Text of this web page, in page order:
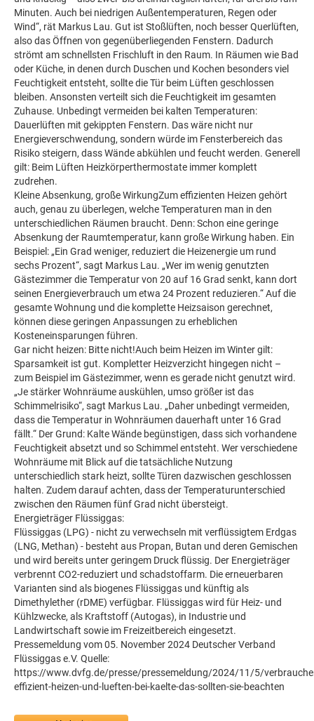
Minuten. Auch bei niedrigen Außentemperaturen, Regen oder
Wind“, rät Markus Lau. Gut ist Stoßlüften, noch besser Querlüften,
also das Öffnen von gegenüberliegenden Fenstern. Dadurch
strömt am schnellsten Frischluft in den Raum. In Räumen wie Bad
oder Küche, in denen durch Duschen und Kochen besonders viel
Feuchtigkeit entsteht, sollte die Tür beim Lüften geschlossen
bleiben. Ansonsten verteilt sich die Feuchtigkeit im gesamten
Zuhause. Unbedingt vermeiden bei kalten Temperaturen:
Dauerlüften mit gekippten Fenstern. Das wäre nicht nur
Energieverschwendung, sondern würde im Fensterbereich das
Risiko steigern, dass Wände abkühlen und feucht werden. Generell
gilt: Beim Lüften Heizkörperthermostate immer komplett
zudrehen.
Kleine Absenkung, große WirkungZum effizienten Heizen gehört
auch, genau zu überlegen, welche Temperaturen man in den
unterschiedlichen Räumen braucht. Denn: Schon eine geringe
Absenkung der Raumtemperatur, kann große Wirkung haben. Ein
Beispiel: „Ein Grad weniger, reduziert die Heizenergie um rund
sechs Prozent“, sagt Markus Lau. „Wer im wenig genutzten
Gästezimmer die Temperatur von 20 auf 16 Grad senkt, kann dort
seinen Energieverbrauch um etwa 24 Prozent reduzieren.“ Auf die
gesamte Wohnung und die komplette Heizsaison gerechnet,
können diese geringen Anpassungen zu erheblichen
Kosteneinsparungen führen.
Gar nicht heizen: Bitte nicht!Auch beim Heizen im Winter gilt:
Sparsamkeit ist gut. Kompletter Heizverzicht hingegen nicht –
zum Beispiel im Gästezimmer, wenn es gerade nicht genutzt wird.
„Je stärker Wohnräume auskühlen, umso größer ist das
Schimmelrisiko“, sagt Markus Lau. „Daher unbedingt vermeiden,
dass die Temperatur in Wohnräumen dauerhaft unter 16 Grad
fällt.“ Der Grund: Kalte Wände begünstigen, dass sich vorhandene
Feuchtigkeit absetzt und so Schimmel entsteht. Wer verschiedene
Wohnräume mit Blick auf die tatsächliche Nutzung
unterschiedlich stark heizt, sollte Türen dazwischen geschlossen
halten. Zudem darauf achten, dass der Temperaturunterschied
zwischen den Räumen fünf Grad nicht übersteigt.
Energieträger Flüssiggas:
Flüssiggas (LPG) - nicht zu verwechseln mit verflüssigtem Erdgas
(LNG, Methan) - besteht aus Propan, Butan und deren Gemischen
und wird bereits unter geringem Druck flüssig. Der Energieträger
verbrennt CO2-reduziert und schadstoffarm. Die erneuerbaren
Varianten sind als biogenes Flüssiggas und künftig als
Dimethylether (rDME) verfügbar. Flüssiggas wird für Heiz- und
Kühlzwecke, als Kraftstoff (Autogas), in Industrie und
Landwirtschaft sowie im Freizeitbereich eingesetzt.
Pressemeldung vom 05. November 2024 Deutscher Verband
Flüssiggas e.V. Quelle:
https://www.dvfg.de/presse/pressemeldung/2024/11/5/
effizient-heizen-und-lueften-bei-kaelte-das-sollten-sie-beachten